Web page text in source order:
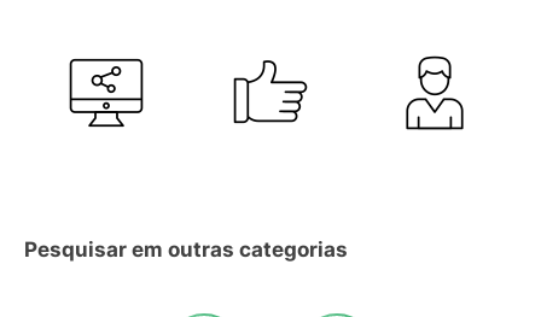
Pesquisar em outras categorias